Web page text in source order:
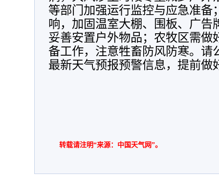
等部门加强运行监控与应急准备
响，加固温室大棚、围板、广告
妥善安置户外物品；农牧区需做
备工作，注意牲畜防风防寒。请
最新天气预报预警信息，提前做
转载请注明“来源：中国天气网”。